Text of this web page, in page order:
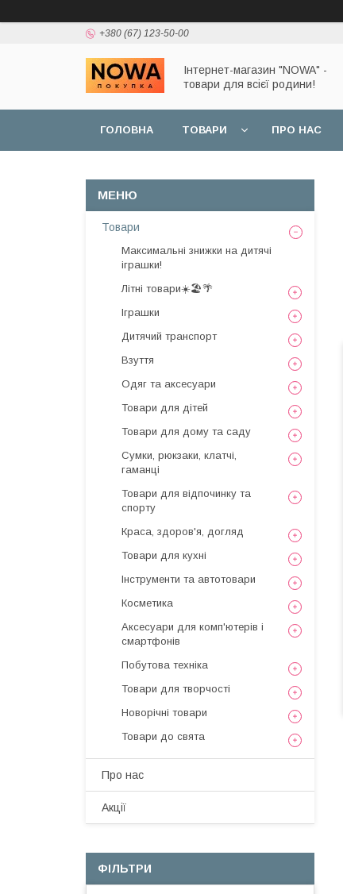
+380 (67) 123-50-00
Інтернет-магазин "NOWA" -
товари для всієї родини!
ГОЛОВНА ТОВАРИ ПРО НАС
Товари
Максимальні знижки на дитячі
іграшки!
Літні товари☀️🏖️🌴
Іграшки
Дитячий транспорт
Взуття
Одяг та аксесуари
Товари для дітей
Товари для дому та саду
Сумки, рюкзаки, клатчі,
гаманці
Товари для відпочинку та
спорту
Краса, здоров'я, догляд
Товари для кухні
Інструменти та автотовари
Косметика
Аксесуари для комп'ютерів і
смартфонів
Побутова техніка
Товари для творчості
Новорічні товари
Товари до свята
Про нас
Акції
ФІЛЬТРИ